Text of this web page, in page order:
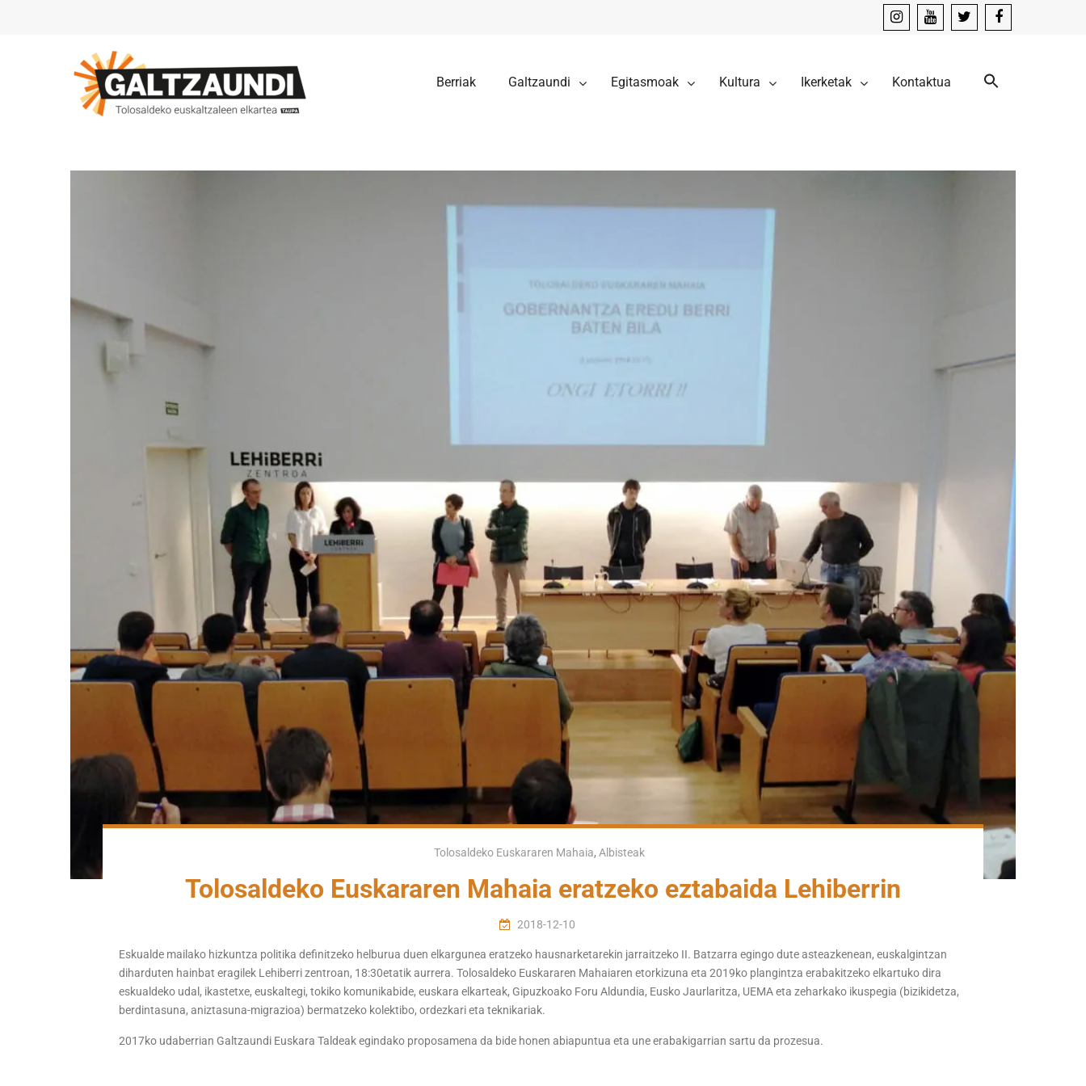
Berriak Galtzaundi Egitasmoak Kultura Ikerketak Kontaktua
Tolosaldeko Euskararen Mahaia, Albisteak
Tolosaldeko Euskararen Mahaia eratzeko eztabaida Lehiberrin
2018-12-10
Eskualde mailako hizkuntza politika definitzeko helburua duen elkargunea eratzeko hausnarketarekin jarraitzeko II. Batzarra egingo dute asteazkenean, euskalgintzan
diharduten hainbat eragilek Lehiberri zentroan, 18:30etatik aurrera. Tolosaldeko Euskararen Mahaiaren etorkizuna eta 2019ko plangintza erabakitzeko elkartuko dira
eskualdeko udal, ikastetxe, euskaltegi, tokiko komunikabide, euskara elkarteak, Gipuzkoako Foru Aldundia, Eusko Jaurlaritza, UEMA eta zeharkako ikuspegia (bizikidetza,
berdintasuna, aniztasuna-migrazioa) bermatzeko kolektibo, ordezkari eta teknikariak.
2017ko udaberrian Galtzaundi Euskara Taldeak egindako proposamena da bide honen abiapuntua eta une erabakigarrian sartu da prozesua.